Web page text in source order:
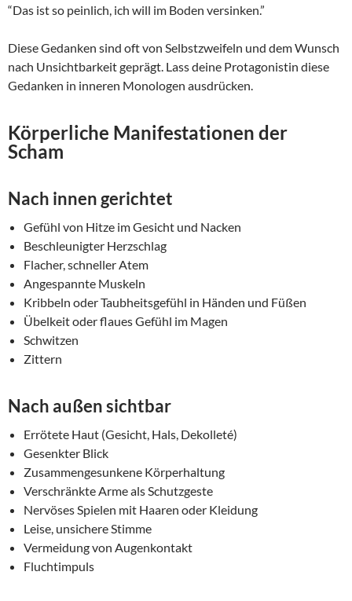
“Das ist so peinlich, ich will im Boden versinken.”
Diese Gedanken sind oft von Selbstzweifeln und dem Wunsch
nach Unsichtbarkeit geprägt. Lass deine Protagonistin diese
Gedanken in inneren Monologen ausdrücken.
Körperliche Manifestationen der
Scham
Nach innen gerichtet
Gefühl von Hitze im Gesicht und Nacken
Beschleunigter Herzschlag
Flacher, schneller Atem
Angespannte Muskeln
Kribbeln oder Taubheitsgefühl in Händen und Füßen
Übelkeit oder flaues Gefühl im Magen
Schwitzen
Zittern
Nach außen sichtbar
Errötete Haut (Gesicht, Hals, Dekolleté)
Gesenkter Blick
Zusammengesunkene Körperhaltung
Verschränkte Arme als Schutzgeste
Nervöses Spielen mit Haaren oder Kleidung
Leise, unsichere Stimme
Vermeidung von Augenkontakt
Fluchtimpuls